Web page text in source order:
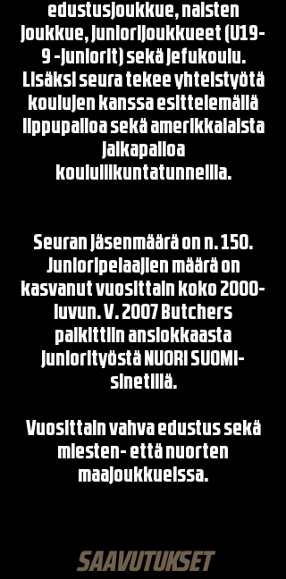
edustusjoukkue, naisten
joukkue, juniorijoukkueet (U19-
9 -juniorit) sekä jefukoulu.
Lisäksi seura tekee yhteistyötä
koulujen kanssa esittelemällä
lippupalloa sekä amerikkalaista
jalkapalloa
koululiikuntatunneilla.
Seuran jäsenmäärä on n. 150.
Junioripelaajien määrä on
kasvanut vuosittain koko 2000-
luvun. V. 2007 Butchers
palkittiin ansiokkaasta
juniorityöstä NUORI SUOMI-
sinetillä.
Vuosittain vahva edustus sekä
miesten- että nuorten
maajoukkueissa.
SAAVUTUKSET